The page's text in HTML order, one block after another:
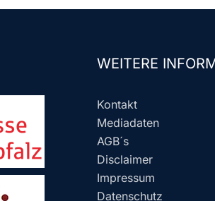
WEITERE
Kontakt
Mediadaten
AGB´s
Disclaimer
Impressum
Datenschutz